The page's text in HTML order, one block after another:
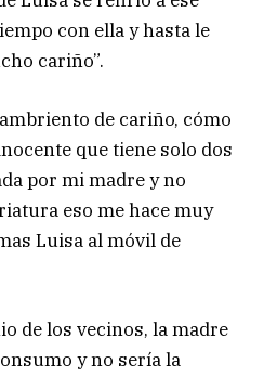
con ella y hasta le
cariño”.
de cariño, cómo
que tiene solo dos
por mi madre y no
eso me hace muy
Luisa al móvil de
de los vecinos, la madre
y no sería la